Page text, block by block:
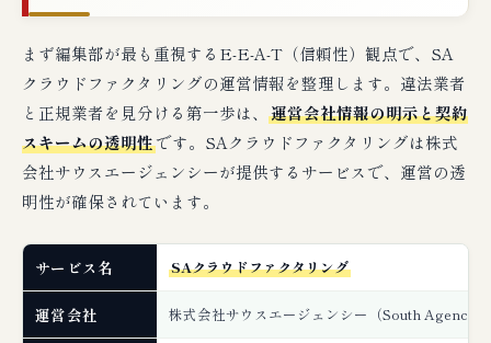
まず編集部が最も重視するE-E-A-T（信頼性）観点で、SA
クラウドファクタリングの運営情報を整理します。違法業者
と正規業者を見分ける第一歩は、 運営会社情報の明示と契約
スキームの透明性です。SAクラウドファクタリングは株式
会社サウスエージェンシーが提供するサービスで、運営の透
明性が確保されています。
サービス名 SAクラウドファクタリング
運営会社 株式会社サウスエージェンシー（South Agency,